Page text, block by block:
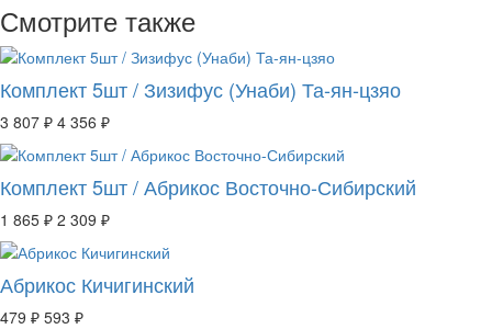
Смотрите также
Комплект 5шт / Зизифус (Унаби) Та-ян-цзяо
3 807 ₽ 4 356 ₽
Комплект 5шт / Абрикос Восточно-Сибирский
1 865 ₽ 2 309 ₽
Абрикос Кичигинский
479 ₽ 593 ₽